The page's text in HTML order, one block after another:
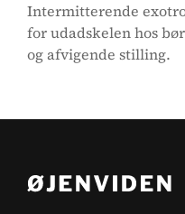
Intermitterende
for udadskelen hos
og afvigende stilling.